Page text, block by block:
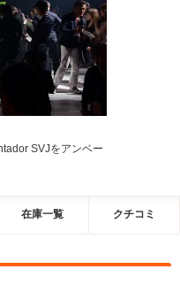
SVJをアンベー
在庫一覧 クチコミ